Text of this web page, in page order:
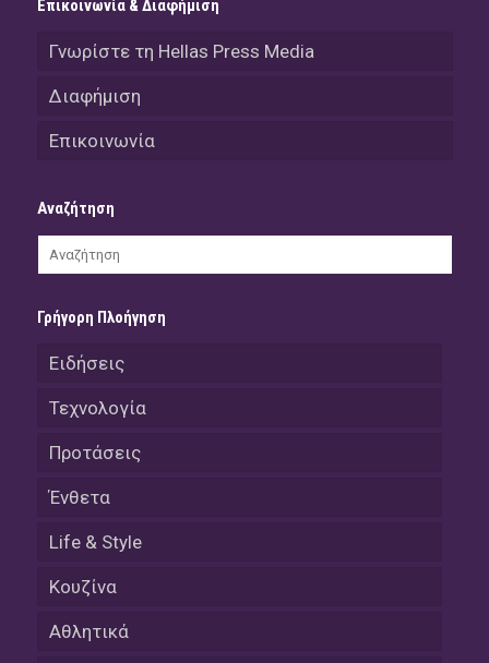
Επικοινωνία & Διαφήμιση
Γνωρίστε τη Hellas Press Media
Διαφήμιση
Επικοινωνία
Αναζήτηση
Γρήγορη Πλοήγηση
Ειδήσεις
Τεχνολογία
Προτάσεις
Ένθετα
Life & Style
Κουζίνα
Αθλητικά